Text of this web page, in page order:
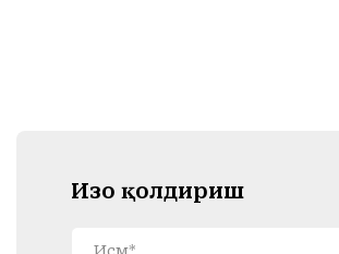
Изоҳ қолдириш